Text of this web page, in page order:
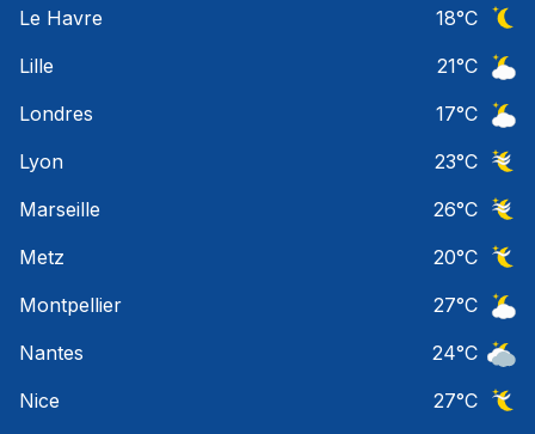
Le Havre
18°C
Lille
21°C
Londres
17°C
Lyon
23°C
Marseille
26°C
Metz
20°C
Montpellier
27°C
Nantes
24°C
Nice
27°C